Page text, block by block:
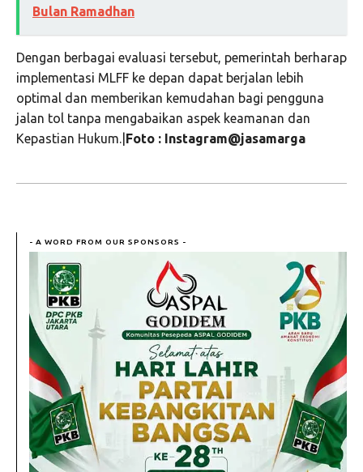
Bulan Ramadhan
Dengan berbagai evaluasi tersebut, pemerintah berharap
implementasi MLFF ke depan dapat berjalan lebih
optimal dan memberikan kemudahan bagi pengguna
jalan tol tanpa mengabaikan aspek keamanan dan
Kepastian Hukum.| Foto : Instagram@jasamarga
- A WORD FROM OUR SPONSORS -